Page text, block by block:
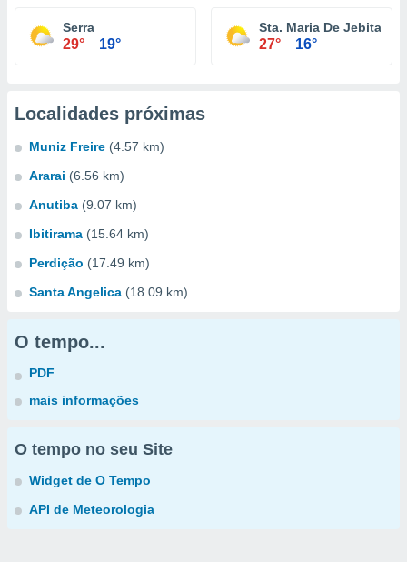
Serra
29° 19°
Sta. Maria De Jebita
27° 16°
Localidades próximas
Muniz Freire (4.57 km)
Ararai (6.56 km)
Anutiba (9.07 km)
Ibitirama (15.64 km)
Perdição (17.49 km)
Santa Angelica (18.09 km)
O tempo...
PDF
mais informações
O tempo no seu Site
Widget de O Tempo
API de Meteorologia